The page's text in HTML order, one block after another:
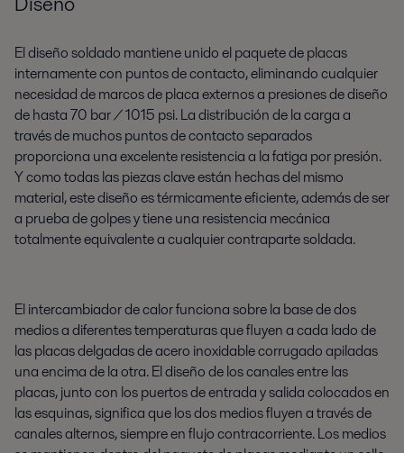
El diseño soldado mantiene unido el paquete de placas
internamente con puntos de contacto, eliminando cualquier
necesidad de marcos de placa externos a presiones de diseño
de hasta 70 bar / 1015 psi. La distribución de la carga a
través de muchos puntos de contacto separados
proporciona una excelente resistencia a la fatiga por presión.
Y como todas las piezas clave están hechas del mismo
material, este diseño es térmicamente eficiente, además de ser
a prueba de golpes y tiene una resistencia mecánica
totalmente equivalente a cualquier contraparte soldada.
El intercambiador de calor funciona sobre la base de dos
medios a diferentes temperaturas que fluyen a cada lado de
las placas delgadas de acero inoxidable corrugado apiladas
una encima de la otra. El diseño de los canales entre las
placas, junto con los puertos de entrada y salida colocados en
las esquinas, significa que los dos medios fluyen a través de
canales alternos, siempre en flujo contracorriente. Los medios